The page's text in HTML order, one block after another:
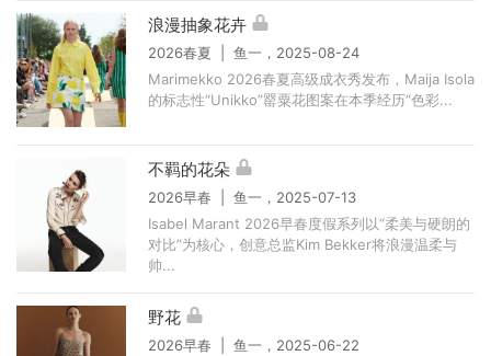
浪漫抽象花卉
2026春夏 | 鱼一，2025-08-24
Marimekko 2026春夏高级成衣秀发布，Maija Isola
的标志性“Unikko”罂粟花图案在本季经历“色彩...
不羁的花朵
2026早春 | 鱼一，2025-07-13
Isabel Marant 2026早春度假系列以“柔美与硬朗的
对比”为核心，创意总监Kim Bekker将浪漫温柔与
帅...
野花
2026早春 | 鱼一，2025-06-22